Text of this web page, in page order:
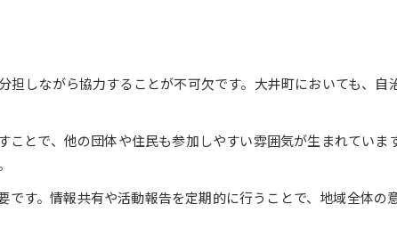
しながら協力することが不可欠です。大井町においても、自
とで、他の団体や住民も参加しやすい雰囲気が生まれていま
す。情報共有や活動報告を定期的に行うことで、地域全体の